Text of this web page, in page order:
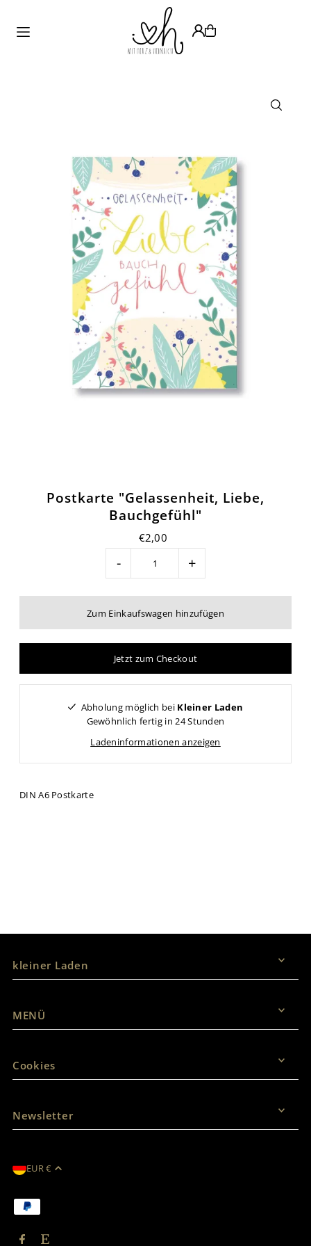
Translation missing: de.accessibility.skip_to_text
Postkarte "Gelassenheit, Liebe,
Bauchgefühl"
€2,00
- +
Jetzt zum Checkout
Abholung möglich bei Kleiner Laden
Gewöhnlich fertig in 24 Stunden
Ladeninformationen anzeigen
DIN A6 Postkarte
kleiner Laden
MENÜ
Cookies
Newsletter
EUR €